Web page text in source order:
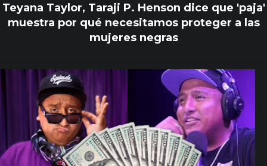
Teyana Taylor, Taraji P. Henson dice que 'paja'
muestra por qué necesitamos proteger a las
mujeres negras